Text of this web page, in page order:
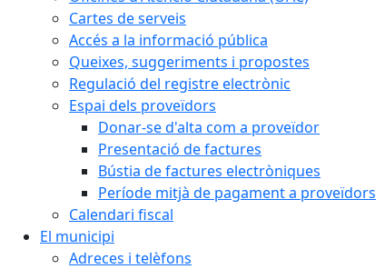
Cartes de serveis
Accés a la informació pública
Queixes, suggeriments i propostes
Regulació del registre electrònic
Espai dels proveïdors
Donar-se d'alta com a proveïdor
Presentació de factures
Bústia de factures electròniques
Període mitjà de pagament a proveïdors
Calendari fiscal
El municipi
Adreces i telèfons